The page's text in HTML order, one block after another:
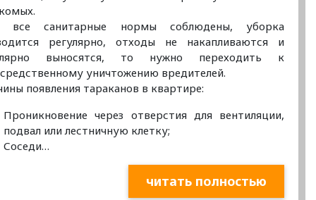
все санитарные нормы соблюдены, уборка
регулярно, отходы не накапливаются и
выносятся, то нужно переходить к
уничтожению вредителей.
появления тараканов в квартире:
Проникновение через отверстия для вентиляции,
подвал или лестничную клетку;
Соседи…
читать полностью